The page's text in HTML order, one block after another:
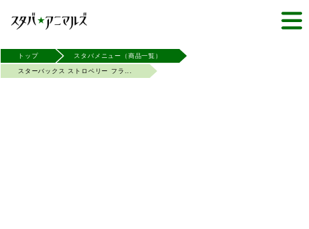
トップ スタバメニュー（商品一覧）
スターバックス ストロベリー フラ...